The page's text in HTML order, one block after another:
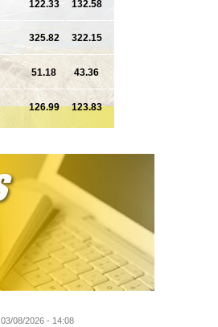
03/08/2026 - 14:08